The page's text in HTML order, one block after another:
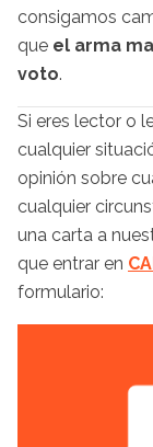
consigamos
que el arma
voto.
Si eres lector o
cualquier
opinión sobre
cualquier
una carta a
que entrar en
formulario: